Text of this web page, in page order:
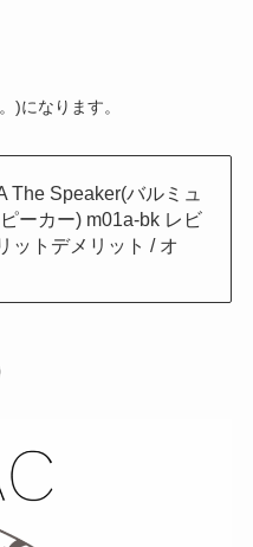
)になります。
The Speaker(バルミュ
ーカー) m01a-bk レビ
ットデメリット / オ